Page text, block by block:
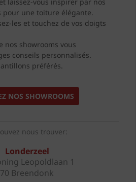
pour une toiture élégante.
les et touchez de vos doigts
nos showrooms vous
conseils personnalisés.
préférés.
NOS SHOWROOMS
nous trouver:
Londerzeel
Leopoldlaan 1
Breendonk